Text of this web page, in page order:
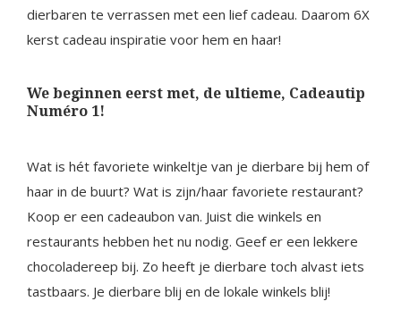
dierbaren te verrassen met een lief cadeau. Daarom 6X
kerst cadeau inspiratie voor hem en haar!
We beginnen eerst met, de ultieme, Cadeautip
Numéro 1!
Wat is hét favoriete winkeltje van je dierbare bij hem of
haar in de buurt? Wat is zijn/haar favoriete restaurant?
Koop er een cadeaubon van. Juist die winkels en
restaurants hebben het nu nodig. Geef er een lekkere
chocoladereep bij. Zo heeft je dierbare toch alvast iets
tastbaars. Je dierbare blij en de lokale winkels blij!